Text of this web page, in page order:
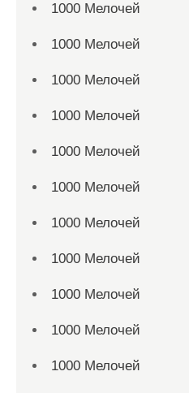
1000 Мелочей
1000 Мелочей
1000 Мелочей
1000 Мелочей
1000 Мелочей
1000 Мелочей
1000 Мелочей
1000 Мелочей
1000 Мелочей
1000 Мелочей
1000 Мелочей